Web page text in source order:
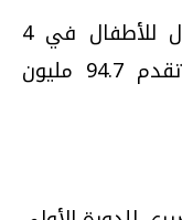
- الاتصالات: طرح شريحة المحمول للأطفال في 4
شركات خلال 60 يوما - الصحة تقدم 94.7 مليون